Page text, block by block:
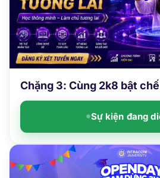
Chặng 3: Cùng 2k8 bật
Sự kiện đang